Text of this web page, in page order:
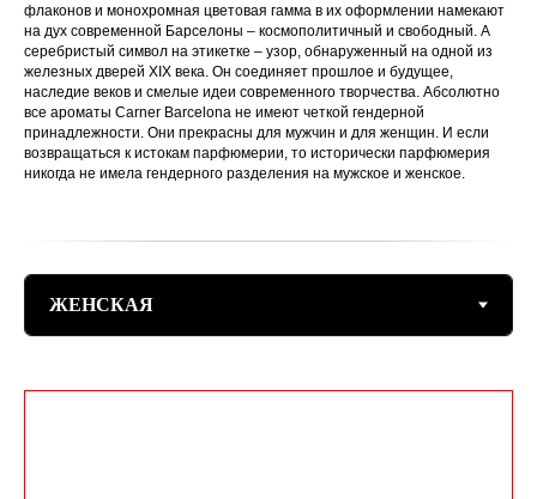
флаконов и монохромная цветовая гамма в их оформлении намекают
на дух современной Барселоны – космополитичный и свободный. А
серебристый символ на этикетке – узор, обнаруженный на одной из
железных дверей XIX века. Он соединяет прошлое и будущее,
наследие веков и смелые идеи современного творчества. Абсолютно
все ароматы Carner Barcelona не имеют четкой гендерной
принадлежности. Они прекрасны для мужчин и для женщин. И если
возвращаться к истокам парфюмерии, то исторически парфюмерия
никогда не имела гендерного разделения на мужское и женское.